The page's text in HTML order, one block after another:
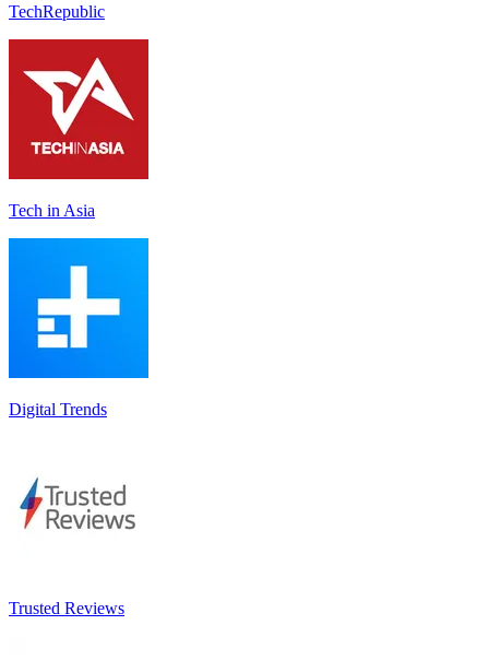
TechRepublic
Tech in Asia
Digital Trends
Trusted Reviews